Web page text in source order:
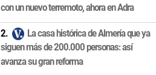
con un nuevo terremoto, ahora en Adra
La casa histórica de Almería que ya
siguen más de 200.000 personas: así
avanza su gran reforma